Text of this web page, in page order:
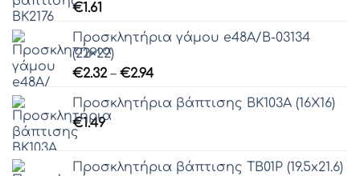
€1.61
Προσκλητήρια γάμου e48Α/Β-03134
(22×22)
€2.32 – €2.94Price
€2.32
Προσκλητήρια βάπτισης ΒΚ103Α (16Χ16)
€1.49
Προσκλητήρια βάπτισης ΤΒ01Ρ (19.5x21.6)